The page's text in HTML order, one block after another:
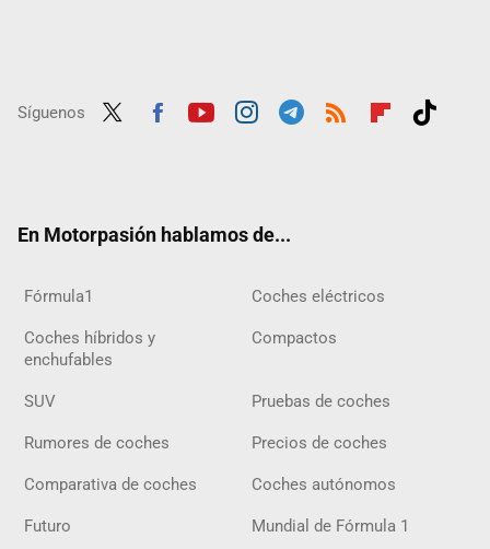
Síguenos
En Motorpasión hablamos de...
Fórmula1 Coches eléctricos
Coches híbridos y
enchufables
Compactos
SUV Pruebas de coches
Rumores de coches Precios de coches
Comparativa de coches Coches autónomos
Futuro Mundial de Fórmula 1